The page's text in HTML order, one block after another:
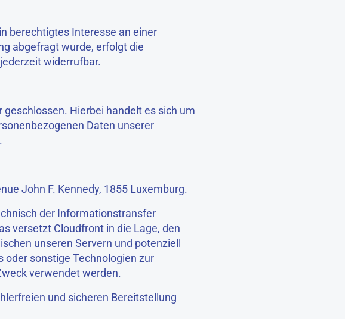
berechtigtes Interesse an einer
abgefragt wurde, erfolgt die
widerrufbar.
Hierbei handelt es sich um
Daten unserer
John F. Kennedy, 1855 Luxemburg.
der Informationstransfer
versetzt Cloudfront in die Lage, den
unseren Servern und potenziell
oder sonstige Technologien zur
verwendet werden.
und sicheren Bereitstellung